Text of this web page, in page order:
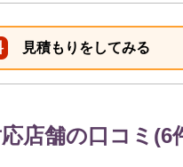
見積もりをしてみる
店舗の口コミ(6